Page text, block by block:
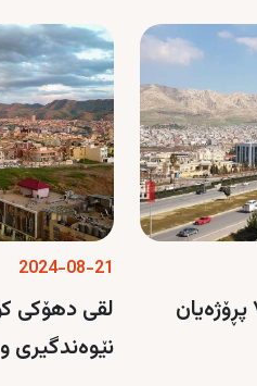
لە پارێزگای دهۆک ٧ پڕۆژەیان
2024-08-21
لقی دهۆکی
نێوەندگیری